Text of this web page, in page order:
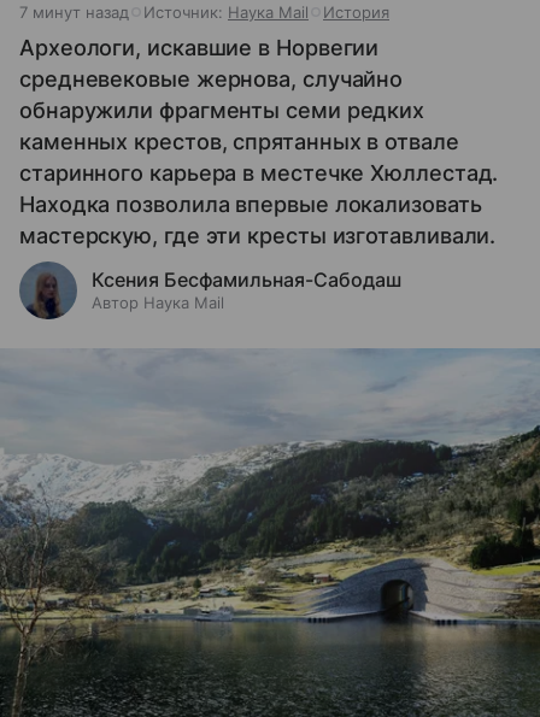
7 минут назад Источник: Наука Mail История
Археологи, искавшие в Норвегии
средневековые жернова, случайно
обнаружили фрагменты семи редких
каменных крестов, спрятанных в отвале
старинного карьера в местечке Хюллестад.
Находка позволила впервые локализовать
мастерскую, где эти кресты изготавливали.
Ксения Бесфамильная-Сабодаш
Автор Наука Mail